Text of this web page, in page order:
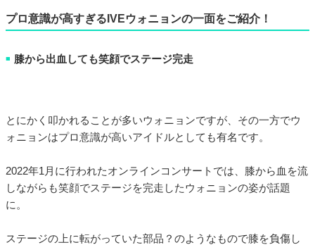
プロ意識が高すぎるIVEウォニョンの一面をご紹介！
■ 膝から出血しても笑顔でステージ完走
とにかく叩かれることが多いウォニョンですが、その一方でウ
ォニョンはプロ意識が高いアイドルとしても有名です。
2022年1月に行われたオンラインコンサートでは、膝から血を流
しながらも笑顔でステージを完走したウォニョンの姿が話題
に。
ステージの上に転がっていた部品？のようなもので膝を負傷し